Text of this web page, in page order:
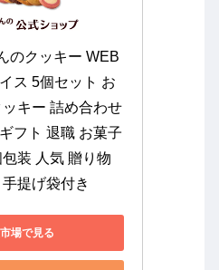
のクッキー WEB
ス 5個セット お
キー 詰め合わせ
フト 退職 お菓子
装 人気 贈り物
提げ袋付き
場で見る